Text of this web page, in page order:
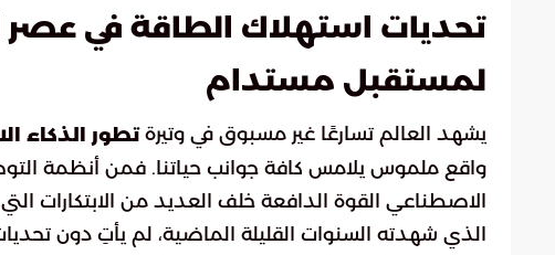
تحديات استهلاك الطاقة في عصر
لمستقبل مستدام
يشهد العالم تسارعًا غير مسبوق في وتيرةتطور الذكاء
واقع ملموس يلامس كافة جوانب حياتنا. فمن أنظمة
الاصطناعي القوة الدافعة خلف العديد من الابتكارات
الذي شهدته السنوات القليلة الماضية، لم يأتِ دون